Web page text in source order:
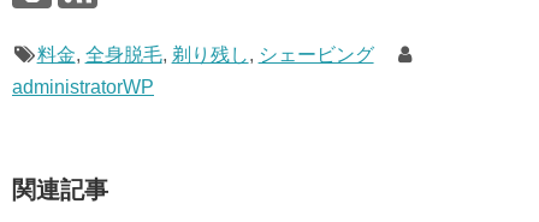
料金, 全身脱毛, 剃り残し, シェービング
administratorWP
関連記事